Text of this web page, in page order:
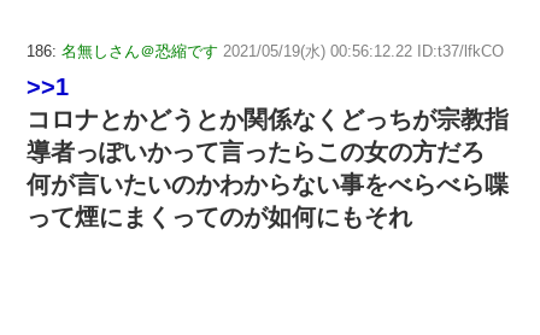
186: 名無しさん＠恐縮です 2021/05/19(水) 00:56:12.22 ID:t37/lfkCO
>>1
コロナとかどうとか関係なくどっちが宗教指
導者っぽいかって言ったらこの女の方だろ
何が言いたいのかわからない事をべらべら喋
って煙にまくってのが如何にもそれ